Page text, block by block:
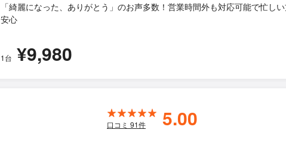
「綺麗になった、ありがとう」のお声多数！営業時間外も対応可能で忙し
安心
1台 ¥9,980
口コミ 91件 5.00